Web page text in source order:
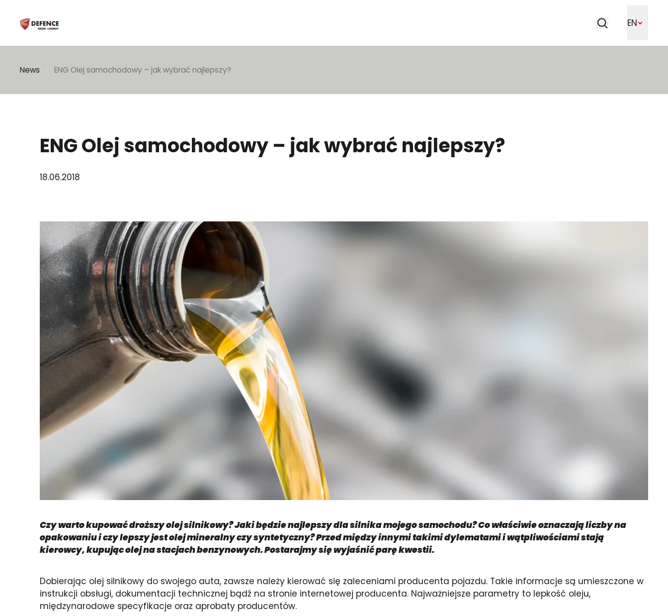
EN
News ENG Olej samochodowy – jak wybrać najlepszy?
ENG Olej samochodowy – jak wybrać najlepszy?
18.06.2018
Czy warto kupować droższy olej silnikowy? Jaki będzie najlepszy dla silnika mojego samochodu? Co właściwie oznaczają liczby na
opakowaniu i czy lepszy jest olej mineralny czy syntetyczny? Przed między innymi takimi dylematami i wątpliwościami stają
kierowcy, kupując olej na stacjach benzynowych. Postarajmy się wyjaśnić parę kwestii.
Dobierając olej silnikowy do swojego auta, zawsze należy kierować się zaleceniami producenta pojazdu. Takie informacje są umieszczone w
instrukcji obsługi, dokumentacji technicznej bądź na stronie internetowej producenta. Najważniejsze parametry to lepkość oleju,
międzynarodowe specyfikacje oraz aprobaty producentów.